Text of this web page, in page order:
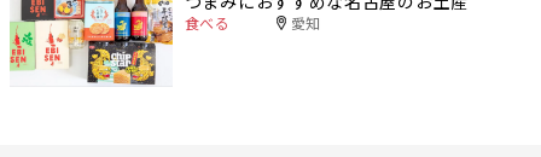
食べる 愛知